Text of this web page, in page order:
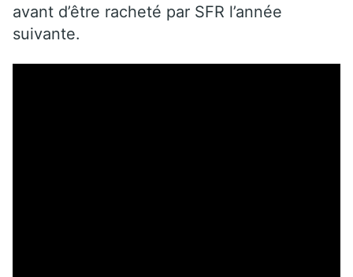
avant d’être racheté par SFR l’année
suivante.